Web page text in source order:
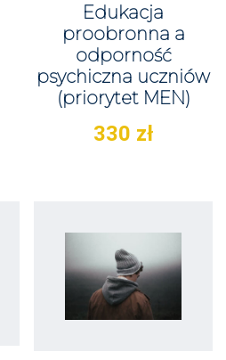
Edukacja
proobronna a
odporność
psychiczna uczniów
(priorytet MEN)
330 zł